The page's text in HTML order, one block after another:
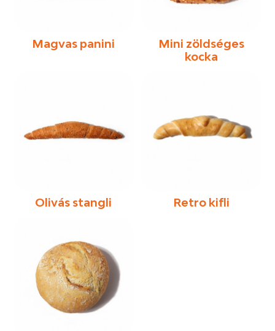
Magvas panini
Mini zöldséges
kocka
Olivás stangli Retro kifli